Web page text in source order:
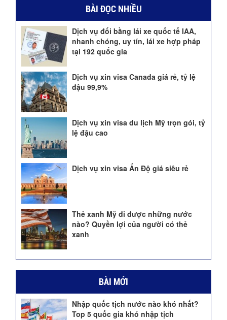
BÀI ĐỌC NHIỀU
Dịch vụ đổi bằng lái xe quốc tế IAA,
nhanh chóng, uy tín, lái xe hợp pháp
tại 192 quốc gia
Dịch vụ xin visa Canada giá rẻ, tỷ lệ
đậu 99,9%
Dịch vụ xin visa du lịch Mỹ trọn gói, tỷ
lệ đậu cao
Dịch vụ xin visa Ấn Độ giá siêu rẻ
Thẻ xanh Mỹ đi được những nước
nào? Quyền lợi của người có thẻ
xanh
BÀI MỚI
Nhập quốc tịch nước nào khó nhất?
Top 5 quốc gia khó nhập tịch